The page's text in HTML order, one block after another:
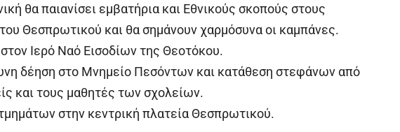
θα παιανίσει εμβατήρια και Εθνικούς σκοπούς στους
Θεσπρωτικού και θα σημάνουν χαρμόσυνα οι καμπάνες.
Ιερό Ναό Εισοδίων της Θεοτόκου.
δέηση στο Μνημείο Πεσόντων και κατάθεση στεφάνων από
και τους μαθητές των σχολείων.
στην κεντρική πλατεία Θεσπρωτικού.